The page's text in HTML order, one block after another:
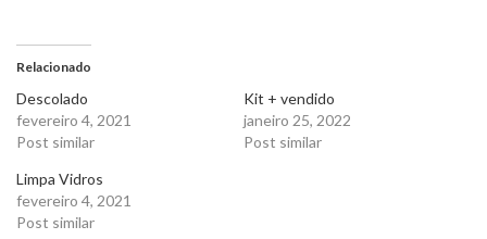
Relacionado
Descolado
fevereiro 4, 2021
Post similar
Kit + vendido
janeiro 25, 2022
Post similar
Limpa Vidros
fevereiro 4, 2021
Post similar